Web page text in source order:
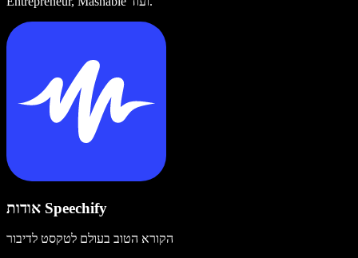
אודות Speechify
הקורא הטוב בעולם לטקסט לדיבור